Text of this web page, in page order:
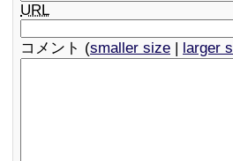
URL
コメント (smaller size | larger